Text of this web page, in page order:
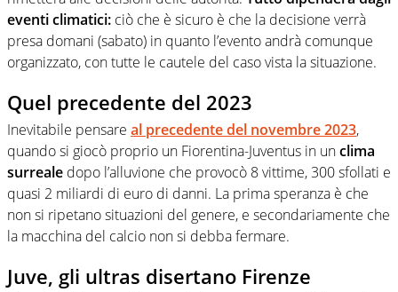
eventi climatici: ciò che è sicuro è che la decisione verrà
presa domani (sabato) in quanto l’evento andrà comunque
organizzato, con tutte le cautele del caso vista la situazione.
Quel precedente del 2023
Inevitabile pensare al precedente del novembre 2023,
quando si giocò proprio un Fiorentina-Juventus in unclima
surreale dopo l’alluvione che provocò 8 vittime, 300 sfollati e
quasi 2 miliardi di euro di danni. La prima speranza è che
non si ripetano situazioni del genere, e secondariamente che
la macchina del calcio non si debba fermare.
Juve, gli ultras disertano Firenze